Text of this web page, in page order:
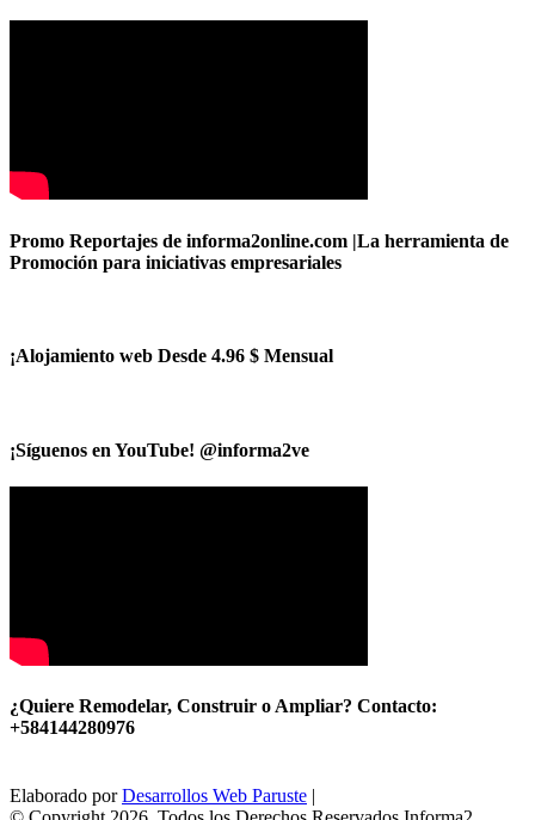
Promo Reportajes de informa2online.com |La herramienta de
Promoción para iniciativas empresariales
¡Alojamiento web Desde 4.96 $ Mensual
¡Síguenos en YouTube! @informa2ve
¿Quiere Remodelar, Construir o Ampliar? Contacto:
+584144280976
Elaborado porDesarrollos Web Paruste